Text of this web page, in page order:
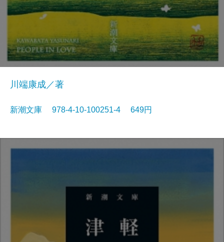
川端康成／著
新潮文庫 978-4-10-100251-4 649円